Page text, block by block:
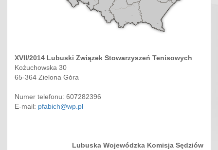
XVII/2014 Lubuski Związek Stowarzyszeń Tenisowych
Kożuchowska 30
65-364 Zielona Góra
Numer telefonu: 607282396
E-mail: pfabich@wp.pl
Lubuska Wojewódzka Komisja Sędziów